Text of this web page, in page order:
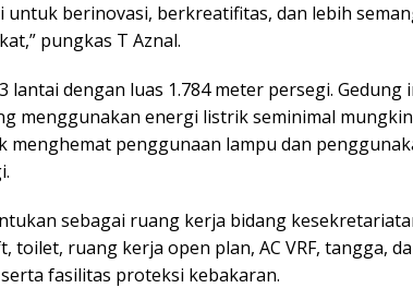
untuk berinovasi, berkreatifitas, dan lebih
pungkas T Aznal.
lantai dengan luas 1.784 meter persegi.
menggunakan energi listrik seminimal
menghemat penggunaan lampu dan
sebagai ruang kerja bidang
toilet, ruang kerja open plan, AC VRF, tangga,
fasilitas proteksi kebakaran.